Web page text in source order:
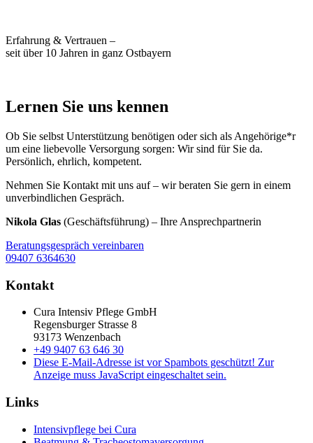
Erfahrung & Vertrauen –
seit über 10 Jahren in ganz Ostbayern
Lernen Sie uns kennen
Ob Sie selbst Unterstützung benötigen oder sich als Angehörige*r
um eine liebevolle Versorgung sorgen: Wir sind für Sie da.
Persönlich, ehrlich, kompetent.
Nehmen Sie Kontakt mit uns auf – wir beraten Sie gern in einem
unverbindlichen Gespräch.
Nikola Glas (Geschäftsführung) – Ihre Ansprechpartnerin
Beratungsgespräch vereinbaren
09407 6364630
Kontakt
Cura Intensiv Pflege GmbH
Regensburger Strasse 8
93173 Wenzenbach
+49 9407 63 646 30
Diese E-Mail-Adresse ist vor Spambots geschützt! Zur
Anzeige muss JavaScript eingeschaltet sein.
Links
Intensivpflege bei Cura